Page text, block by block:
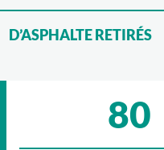
D’ASPHALTE RETIRÉS
80